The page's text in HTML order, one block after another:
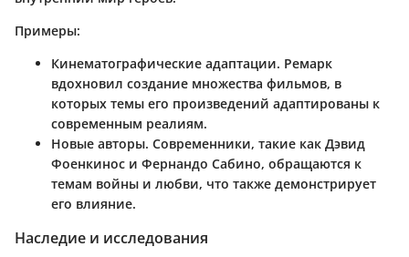
Примеры:
Кинематографические адаптации. Ремарк
вдохновил создание множества фильмов, в
которых темы его произведений адаптированы к
современным реалиям.
Новые авторы. Современники, такие как Дэвид
Фоенкинос и Фернандо Сабино, обращаются к
темам войны и любви, что также демонстрирует
его влияние.
Наследие и исследования